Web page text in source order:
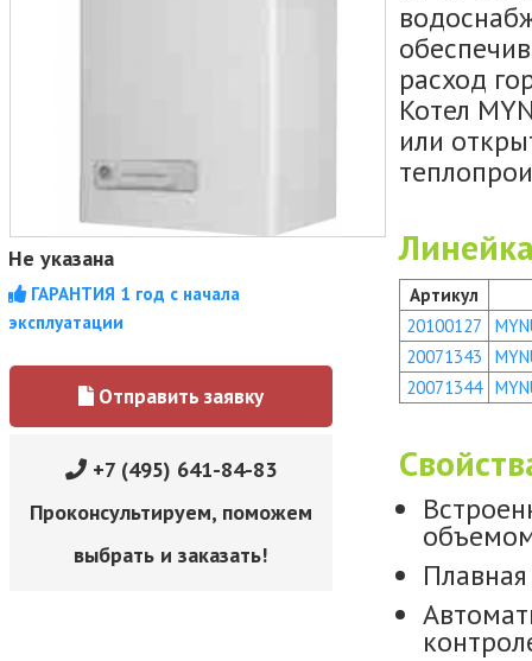
Не указана
ГАРАНТИЯ 1 год с начала
эксплуатации
Отправить заявку
+7 (495) 641-84-83
Проконсультируем, поможем
выбрать и заказать!
расход
Котел
или
Артикул
20100127
20071343
20071344